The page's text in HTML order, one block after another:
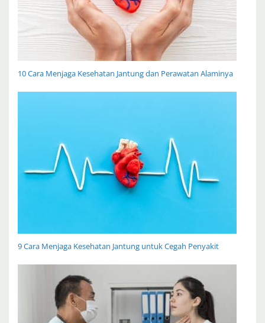
10 Cara Menjaga Kesehatan Jantung dan Perawatan Alaminya
9 Cara Menjaga Kesehatan Jantung untuk Cegah Penyakit